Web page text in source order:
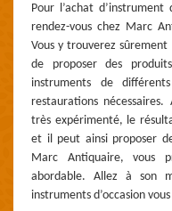
Pour l’achat d’instrument
rendez-vous chez Marc
Vous y trouverez
de proposer des
instruments de
restaurations
très expérimenté, le
et il peut ainsi proposer
Marc Antiquaire, vous
abordable. Allez à son
instruments d’occasion